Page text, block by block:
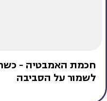
חכמת האמבטיה -
לשמור על הסביבה